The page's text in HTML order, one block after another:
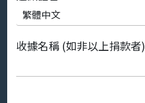
收據名稱 (如非以上捐款者)